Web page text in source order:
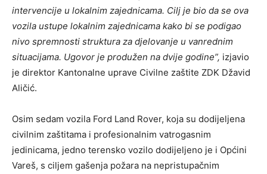
intervencije u lokalnim zajednicama. Cilj je bio da se ova
vozila ustupe lokalnim zajednicama kako bi se podigao
nivo spremnosti struktura za djelovanje u vanrednim
situacijama. Ugovor je produžen na dvije godine”, izjavio
je direktor Kantonalne uprave Civilne zaštite ZDK Džavid
Aličić.
Osim sedam vozila Ford Land Rover, koja su dodijeljena
civilnim zaštitama i profesionalnim vatrogasnim
jedinicama, jedno terensko vozilo dodijeljeno je i Općini
Vareš, s ciljem gašenja požara na nepristupačnim